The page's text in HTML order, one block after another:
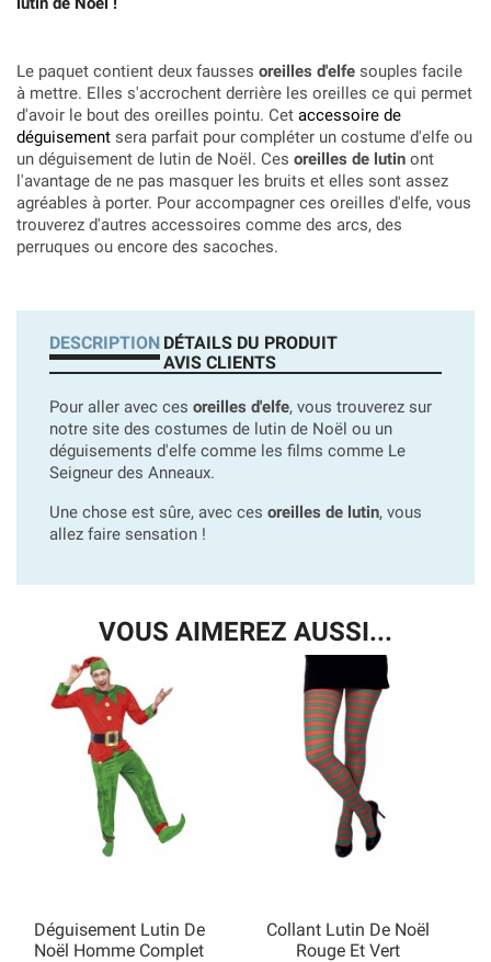
Le paquet contient deux fausses oreilles d'elfe souples facile
à mettre. Elles s'accrochent derrière les oreilles ce qui permet
d'avoir le bout des oreilles pointu. Cet accessoire de
déguisement sera parfait pour compléter un costume d'elfe ou
un déguisement de lutin de Noël. Ces oreilles de lutin ont
l'avantage de ne pas masquer les bruits et elles sont assez
agréables à porter. Pour accompagner ces oreilles d'elfe, vous
trouverez d'autres accessoires comme des arcs, des
perruques ou encore des sacoches.
DESCRIPTION DÉTAILS DU PRODUIT
AVIS CLIENTS
Pour aller avec ces oreilles d'elfe, vous trouverez sur
notre site des costumes de lutin de Noël ou un
déguisements d'elfe comme les films comme Le
Seigneur des Anneaux.
Une chose est sûre, avec ces oreilles de lutin, vous
allez faire sensation !
VOUS AIMEREZ AUSSI...
Déguisement Lutin De
Noël Homme Complet
Collant Lutin De Noël
Rouge Et Vert